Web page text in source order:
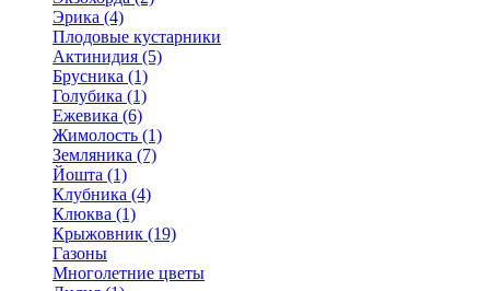
Эрика (4)
Плодовые кустарники
Актинидия (5)
Брусника (1)
Голубика (1)
Ежевика (6)
Жимолость (1)
Земляника (7)
Йошта (1)
Клубника (4)
Клюква (1)
Крыжовник (19)
Газоны
Многолетние цветы